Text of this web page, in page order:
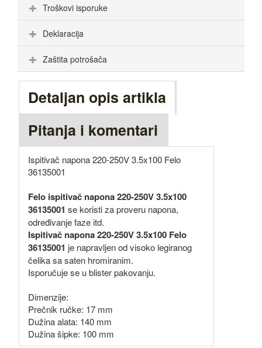
Troškovi isporuke
Deklaracija
Zaštita potrošača
Detaljan opis artikla
Pitanja i komentari
Ispitivač napona 220-250V 3.5x100 Felo
36135001
Felo ispitivač napona 220-250V 3.5x100
36135001 se koristi za proveru napona,
određivanje faze itd.
Ispitivač napona 220-250V 3.5x100 Felo
36135001 je napravljen od visoko legiranog
čelika sa saten hromiranim.
Isporučuje se u blister pakovanju.
Dimenzije:
Prečnik ručke: 17 mm
Dužina alata: 140 mm
Dužina šipke: 100 mm